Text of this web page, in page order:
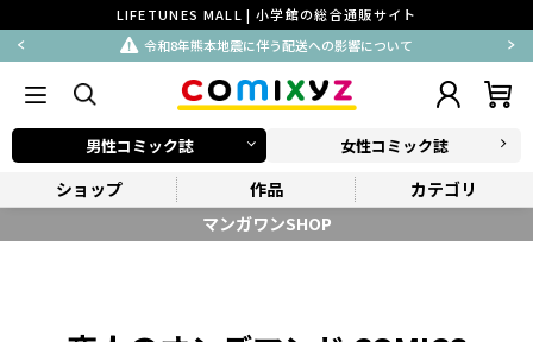
LIFETUNES MALL | 小学館の総合通販サイト
令和8年熊本地震に伴う配送への影響について
男性コミック誌 女性コミック誌
ショップ 作品
カテゴリ
マンガワンSHOP